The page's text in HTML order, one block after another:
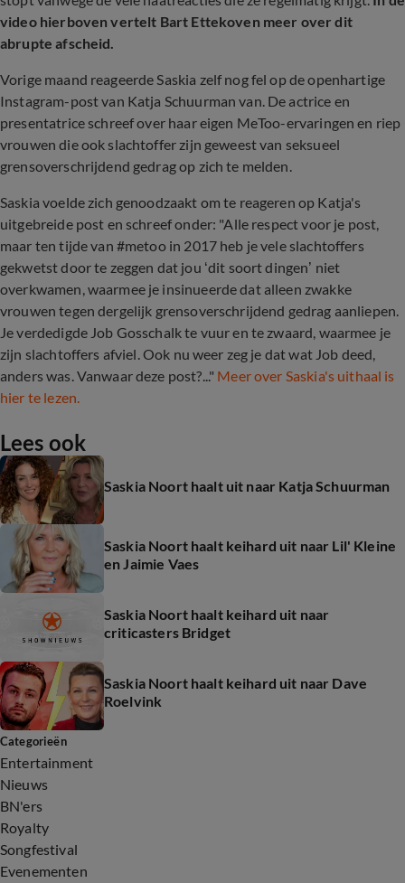
video hierboven vertelt Bart Ettekoven meer over dit
abrupte afscheid.
Vorige maand reageerde Saskia zelf nog fel op de openhartige
Instagram-post van Katja Schuurman van. De actrice en
presentatrice schreef over haar eigen MeToo-ervaringen en riep
vrouwen die ook slachtoffer zijn geweest van seksueel
grensoverschrijdend gedrag op zich te melden.
Saskia voelde zich genoodzaakt om te reageren op Katja's
uitgebreide post en schreef onder: "Alle respect voor je post,
maar ten tijde van #metoo in 2017 heb je vele slachtoffers
gekwetst door te zeggen dat jou ‘dit soort dingen’ niet
overkwamen, waarmee je insinueerde dat alleen zwakke
vrouwen tegen dergelijk grensoverschrijdend gedrag aanliepen.
Je verdedigde Job Gosschalk te vuur en te zwaard, waarmee je
zijn slachtoffers afviel. Ook nu weer zeg je dat wat Job deed,
anders was. Vanwaar deze post?..." Meer over Saskia's uithaal is
hier te lezen.
Lees ook
Saskia Noort haalt uit naar Katja Schuurman
Saskia Noort haalt keihard uit naar Lil' Kleine
en Jaimie Vaes
Saskia Noort haalt keihard uit naar
criticasters Bridget
Saskia Noort haalt keihard uit naar Dave
Roelvink
Categorieën
Entertainment
Nieuws
BN'ers
Royalty
Songfestival
Evenementen